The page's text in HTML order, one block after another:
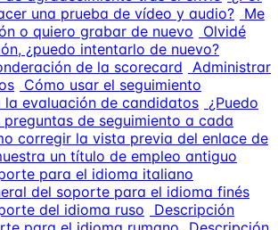
una prueba de vídeo y audio?
Me
o quiero grabar de nuevo
Olvidé
¿puedo intentarlo de nuevo?
de la scorecard Administrar
Cómo usar el seguimiento
la evaluación de candidatos ¿Puedo
de seguimiento a cada
corregir la vista previa del enlace de
un título de empleo antiguo
para el idioma italiano
del soporte para el idioma finés
del idioma ruso
Descripción